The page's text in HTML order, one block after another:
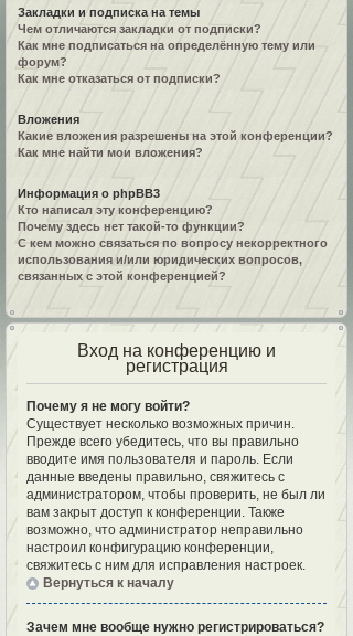
Закладки и подписка на темы
Чем отличаются закладки от подписки?
Как мне подписаться на определённую тему или
форум?
Как мне отказаться от подписки?
Вложения
Какие вложения разрешены на этой конференции?
Как мне найти мои вложения?
Информация о phpBB3
Кто написал эту конференцию?
Почему здесь нет такой-то функции?
С кем можно связаться по вопросу некорректного
использования и/или юридических вопросов,
связанных с этой конференцией?
Вход на конференцию и
регистрация
Почему я не могу войти?
Существует несколько возможных причин.
Прежде всего убедитесь, что вы правильно
вводите имя пользователя и пароль. Если
данные введены правильно, свяжитесь с
администратором, чтобы проверить, не был ли
вам закрыт доступ к конференции. Также
возможно, что администратор неправильно
настроил конфигурацию конференции,
свяжитесь с ним для исправления настроек.
Вернуться к началу
Зачем мне вообще нужно регистрироваться?